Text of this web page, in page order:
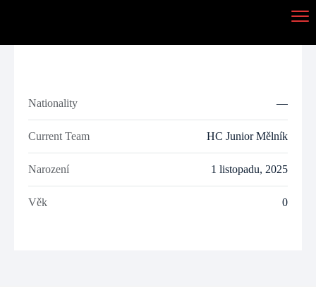
Nationality —
Current Team HC Junior Mělník
Narození 1 listopadu, 2025
Věk 0